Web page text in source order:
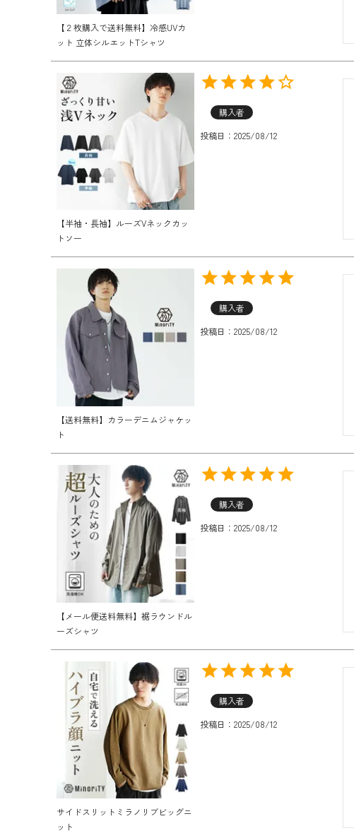
【２枚購入で送料無料】冷感UVカ
ット 立体シルエットTシャツ
【半袖・長袖】ルーズVネックカッ
トソー
購入者
投稿日
2025/08/12
【送料無料】カラーデニムジャケッ
ト
購入者
投稿日
2025/08/12
【メール便送料無料】裾ラウンドル
ーズシャツ
購入者
投稿日
2025/08/12
サイドスリットミラノリブビッグニ
ット
購入者
投稿日
2025/08/12